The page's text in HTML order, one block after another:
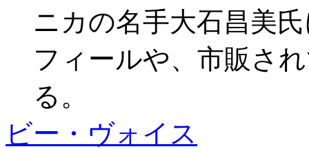
ニカの名手大石昌美
フィールや、市販さ
る。
ビー・ヴォイス